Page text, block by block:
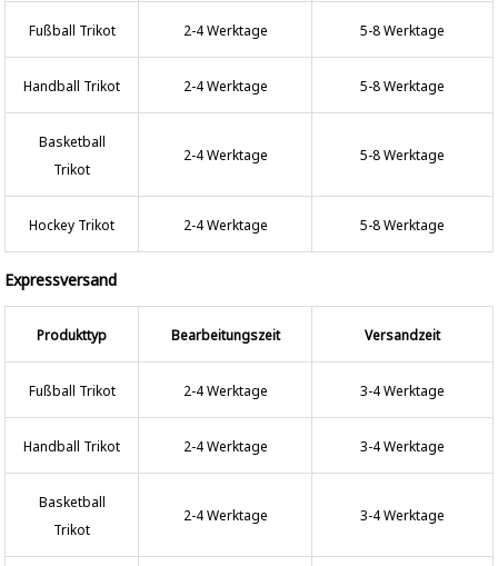
Fußball Trikot 2-4 Werktage 5-8 Werktage
Handball Trikot 2-4 Werktage 5-8 Werktage
Basketball
Trikot
2-4 Werktage 5-8 Werktage
Hockey Trikot 2-4 Werktage 5-8 Werktage
Expressversand
Produkttyp Bearbeitungszeit Versandzeit
Fußball Trikot 2-4 Werktage 3-4 Werktage
Handball Trikot 2-4 Werktage 3-4 Werktage
Basketball
Trikot
2-4 Werktage 3-4 Werktage